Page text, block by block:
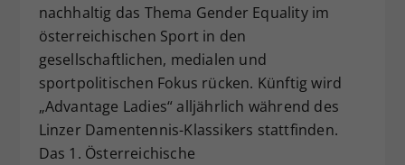
nachhaltig das Thema Gender Equality im
österreichischen Sport in den
gesellschaftlichen, medialen und
sportpolitischen Fokus rücken. Künftig wird
„Advantage Ladies“ alljährlich während des
Linzer Damentennis-Klassikers stattfinden.
Das 1. Österreichische